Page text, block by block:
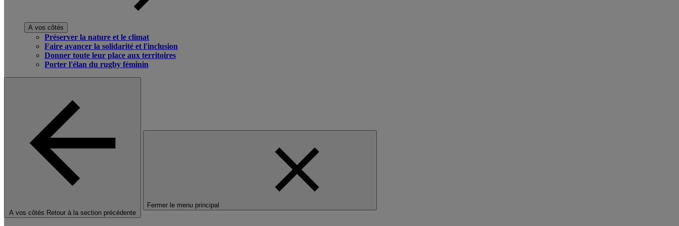
A vos côtés
Préserver la nature et le climat
Faire avancer la solidarité et l'inclusion
Donner toute leur place aux territoires
Porter l'élan du rugby féminin
A vos côtés Retour à la section précédente
Fermer le menu principal